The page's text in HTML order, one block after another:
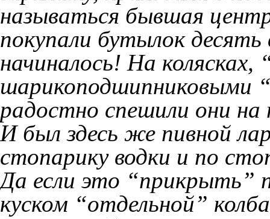
называться бывшая
покупали бутылок
начиналось! На
шарикоподшипниковыми
радостно спешили они на
И был здесь же пивной
стопарику водки и по
Да если это “прикрыть”
куском “отдельной”